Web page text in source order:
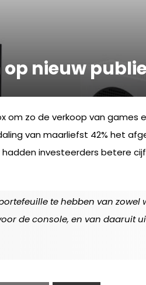
nieuw
zo de verkoop van games
van maarliefst 42% het
hadden investeerders betere
te hebben van
de console, en van daaruit